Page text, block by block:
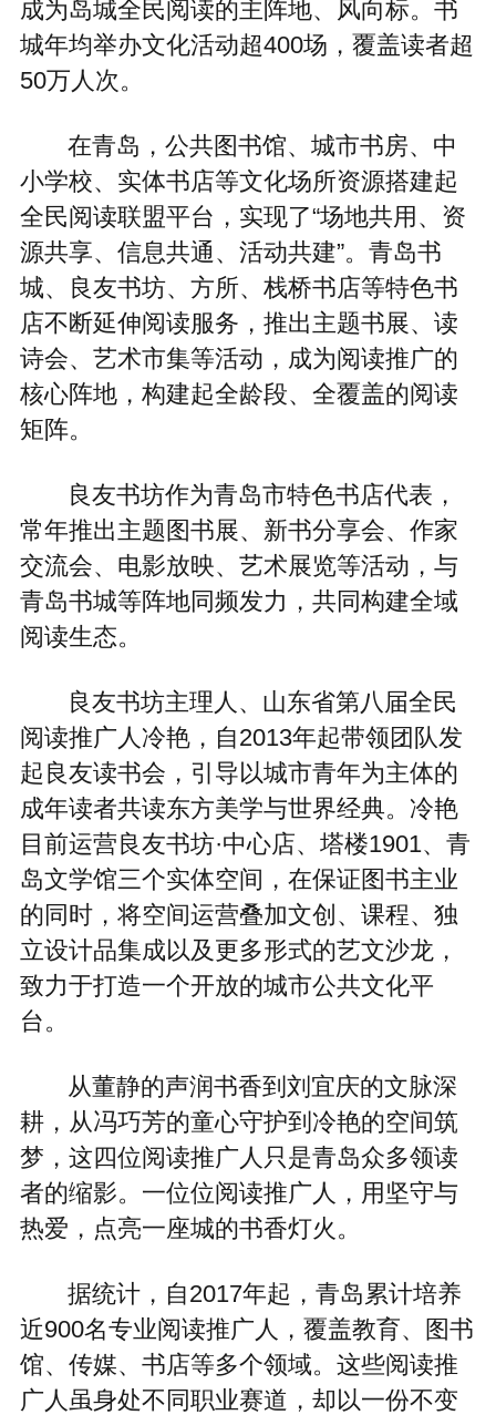
成为岛城全民阅读的主阵地、风向标。书
城年均举办文化活动超400场，覆盖读者超
50万人次。
在青岛，公共图书馆、城市书房、中
小学校、实体书店等文化场所资源搭建起
全民阅读联盟平台，实现了“场地共用、资
源共享、信息共通、活动共建”。青岛书
城、良友书坊、方所、栈桥书店等特色书
店不断延伸阅读服务，推出主题书展、读
诗会、艺术市集等活动，成为阅读推广的
核心阵地，构建起全龄段、全覆盖的阅读
矩阵。
良友书坊作为青岛市特色书店代表，
常年推出主题图书展、新书分享会、作家
交流会、电影放映、艺术展览等活动，与
青岛书城等阵地同频发力，共同构建全域
阅读生态。
良友书坊主理人、山东省第八届全民
阅读推广人冷艳，自2013年起带领团队发
起良友读书会，引导以城市青年为主体的
成年读者共读东方美学与世界经典。冷艳
目前运营良友书坊·中心店、塔楼1901、青
岛文学馆三个实体空间，在保证图书主业
的同时，将空间运营叠加文创、课程、独
立设计品集成以及更多形式的艺文沙龙，
致力于打造一个开放的城市公共文化平
台。
从董静的声润书香到刘宜庆的文脉深
耕，从冯巧芳的童心守护到冷艳的空间筑
梦，这四位阅读推广人只是青岛众多领读
者的缩影。一位位阅读推广人，用坚守与
热爱，点亮一座城的书香灯火。
据统计，自2017年起，青岛累计培养
近900名专业阅读推广人，覆盖教育、图书
馆、传媒、书店等多个领域。这些阅读推
广人虽身处不同职业赛道，却以一份不变